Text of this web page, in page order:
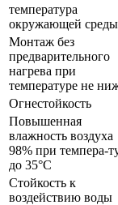
температура
окружающей среды
Монтаж без
предварительного
нагрева при
температуре не
Огнестойкость
Повышенная
влажность воздуха
98% при темпера-
до 35°С
Стойкость к
воздействию воды